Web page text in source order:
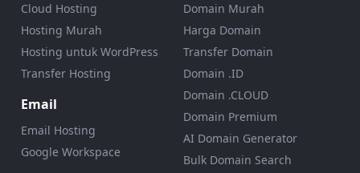
Cloud Hosting
Hosting Murah
Hosting untuk WordPress
Transfer Hosting
Email
Email Hosting
Google Workspace
Domain Murah
Harga Domain
Transfer Domain
Domain .ID
Domain .CLOUD
Domain Premium
AI Domain Generator
Bulk Domain Search